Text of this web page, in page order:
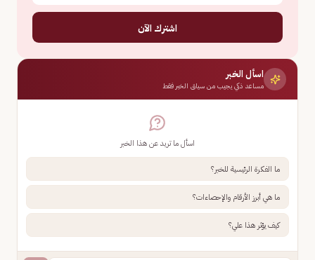
اشترك الآن
اسأل الخبر
مساعد ذكي يجيب من سياق الخبر فقط
اسأل ما تريد عن هذا الخبر
ما الفكرة الرئيسية للخبر؟
ما هي أبرز الأرقام والإحصاءات؟
كيف يؤثر هذا علي؟